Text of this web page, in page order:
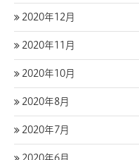
2020年12月
2020年11月
2020年10月
2020年8月
2020年7月
2020年6月